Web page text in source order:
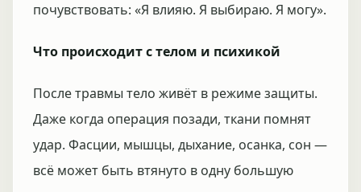
почувствовать: «Я влияю. Я выбираю. Я могу».
Что происходит с телом и психикой
После травмы тело живёт в режиме защиты.
Даже когда операция позади, ткани помнят
удар. Фасции, мышцы, дыхание, осанка, сон —
всё может быть втянуто в одну большую